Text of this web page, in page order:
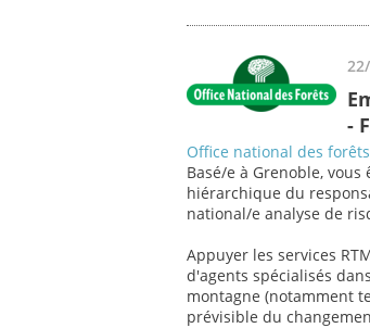
-
Office national des forêts
Basé/e à Grenoble,
hiérarchique du
national/e analyse de
Appuyer les services
d'agents spécialisés
montagne (notamment
prévisible du